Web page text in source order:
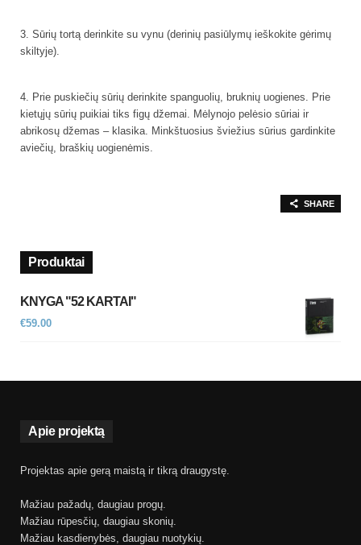
3. Sūrių tortą derinkite su vynu (derinių pasiūlymų ieškokite gėrimų
skiltyje).
4. Prie puskiečių sūrių derinkite spanguolių, bruknių uogienes. Prie
kietųjų sūrių puikiai tiks figų džemai. Mėlynojo pelėsio sūriai ir
abrikosų džemas – klasika. Minkštuosius šviežius sūrius gardinkite
aviečių, braškių uogienėmis.
SHARE
Produktai
KNYGA "52 KARTAI"
€59.00
Apie projektą
Projektas apie gerą maistą ir tikrą draugystę.
Mažiau pažadų, daugiau progų.
Mažiau rūpesčių, daugiau skonių.
Mažiau kasdienybės, daugiau nuotykių.